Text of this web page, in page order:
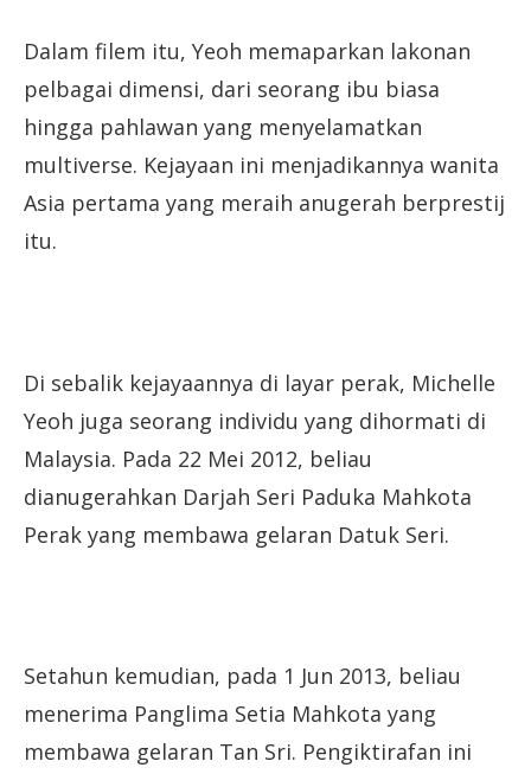
Dalam filem itu, Yeoh memaparkan lakonan
pelbagai dimensi, dari seorang ibu biasa
hingga pahlawan yang menyelamatkan
multiverse. Kejayaan ini menjadikannya wanita
Asia pertama yang meraih anugerah berprestij
itu.
Di sebalik kejayaannya di layar perak, Michelle
Yeoh juga seorang individu yang dihormati di
Malaysia. Pada 22 Mei 2012, beliau
dianugerahkan Darjah Seri Paduka Mahkota
Perak yang membawa gelaran Datuk Seri.
Setahun kemudian, pada 1 Jun 2013, beliau
menerima Panglima Setia Mahkota yang
membawa gelaran Tan Sri. Pengiktirafan ini